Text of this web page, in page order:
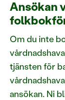
Ansökan
Om du inte
tjänsten för
ansökan. Ni